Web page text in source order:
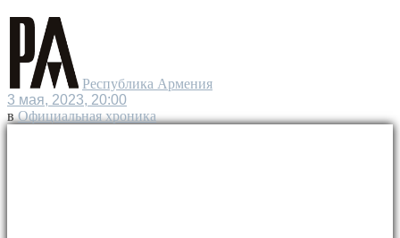
Республика Армения
3 мая, 2023, 20:00
в Официальная хроника